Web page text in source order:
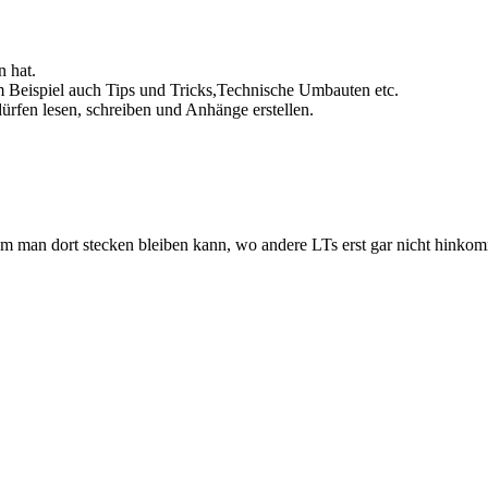
hat.
auch Tips und Tricks,Technische Umbauten etc.
lesen, schreiben und Anhänge erstellen.
man dort stecken bleiben kann, wo andere LTs erst gar nicht